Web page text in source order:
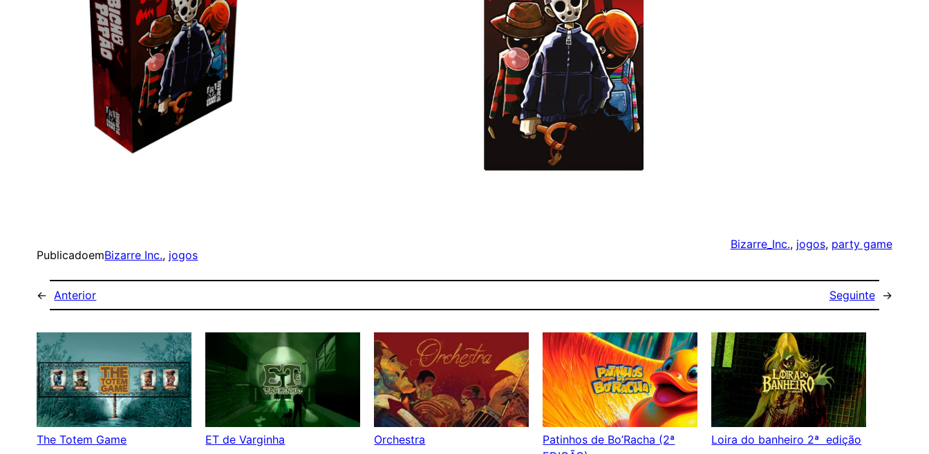
PublicadoemBizarre Inc., jogos
Bizarre_Inc., jogos, party game
← Anterior Seguinte →
The Totem Game ET de Varginha Orchestra
Patinhos de Bo’Racha (2ª
Loira do banheiro 2ª edição